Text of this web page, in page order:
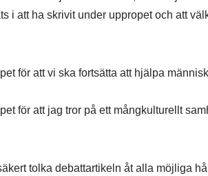
i att ha skrivit under uppropet och att
för att vi ska fortsätta att hjälpa
för att jag tror på ett mångkulturellt
tolka debattartikeln åt alla möjliga